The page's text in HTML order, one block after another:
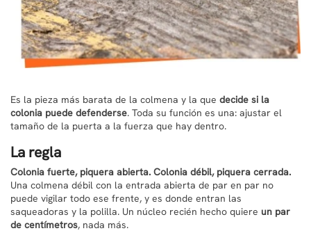
Es la pieza más barata de la colmena y la que decide si la
colonia puede defenderse. Toda su función es una: ajustar el
tamaño de la puerta a la fuerza que hay dentro.
La regla
Colonia fuerte, piquera abierta. Colonia débil, piquera cerrada.
Una colmena débil con la entrada abierta de par en par no
puede vigilar todo ese frente, y es donde entran las
saqueadoras y la polilla. Un núcleo recién hecho quiere un par
de centímetros, nada más.